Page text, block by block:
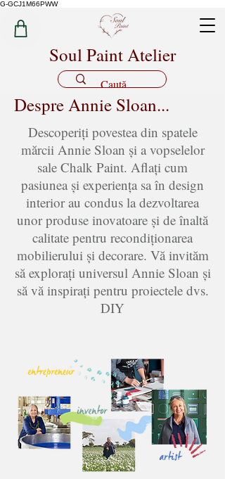
G-GCJ1M66PWW
Soul Paint Atelier
Despre Annie Sloan...
Descoperiți povestea din spatele
mărcii Annie Sloan și a vopselelor
sale Chalk Paint. Aflați cum
pasiunea și experiența sa în design
interior au condus la dezvoltarea
unor produse inovatoare și de înaltă
calitate pentru recondiționarea
mobilierului și decorare. Vă invităm
să explorați universul Annie Sloan și
să vă inspirați pentru proiectele dvs.
DIY